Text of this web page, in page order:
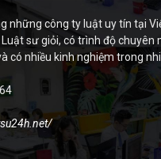
những công ty luật uy tín tại
sư giỏi, có trình độ chuyên
có nhiều kinh nghiệm trong